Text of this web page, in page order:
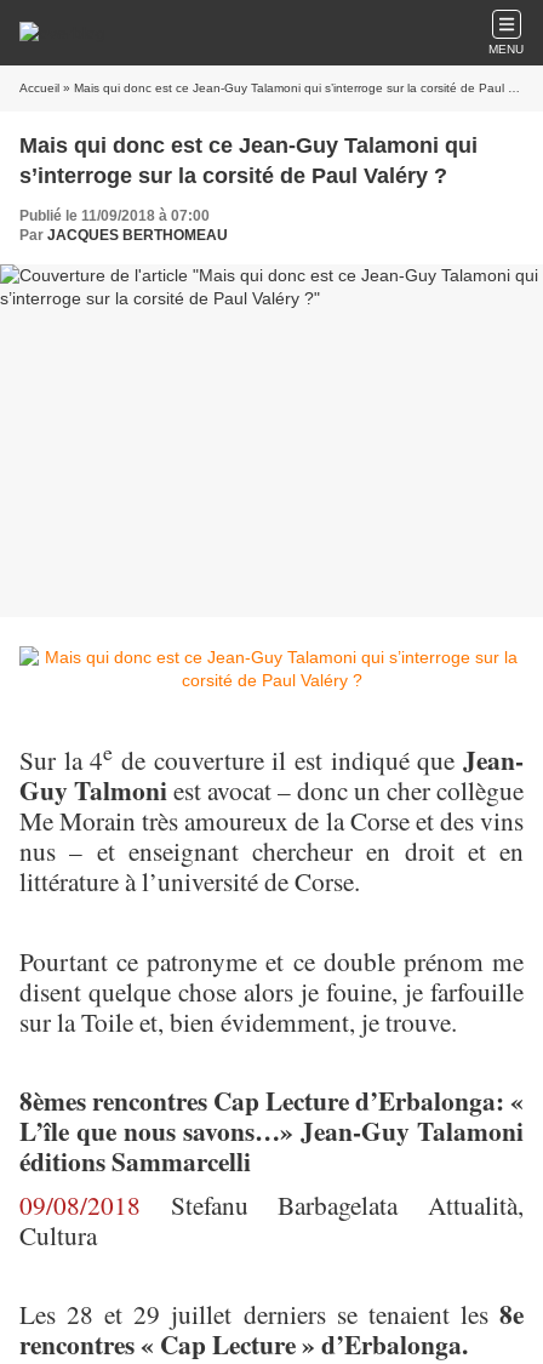
MENU
Accueil » Mais qui donc est ce Jean-Guy Talamoni qui s’interroge sur la corsité de Paul Valéry ?
Mais qui donc est ce Jean-Guy Talamoni qui
s’interroge sur la corsité de Paul Valéry ?
Publié le 11/09/2018 à 07:00
Par JACQUES BERTHOMEAU
Sur la 4e de couverture il est indiqué queJean-
Guy Talmoniest avocat – donc un cher collègue
Me Morain très amoureux de la Corse et des vins
nus – et enseignant chercheur en droit et en
littérature à l’université de Corse.
Pourtant ce patronyme et ce double prénom me
disent quelque chose alors je fouine, je farfouille
sur la Toile et, bien évidemment, je trouve.
8èmes rencontres Cap Lecture d’Erbalonga: «
L’île que nous savons…» Jean-Guy Talamoni
éditions Sammarcelli
09/08/2018 Stefanu Barbagelata Attualità,
Cultura
Les 28 et 29 juillet derniers se tenaient les 8e
rencontres « Cap Lecture » d’Erbalonga.